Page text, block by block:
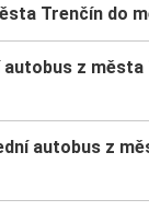
Trenčín do
autobus z
autobus z